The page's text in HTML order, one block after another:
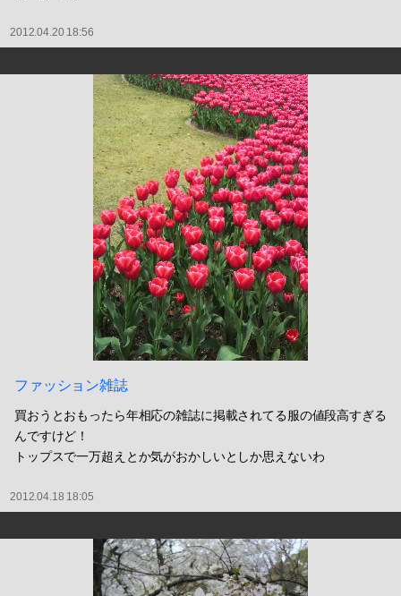
2012.04.20 18:56
ファッション雑誌
買おうとおもったら年相応の雑誌に掲載されてる服の値段高すぎる
んですけど！
トップスで一万超えとか気がおかしいとしか思えないわ
2012.04.18 18:05